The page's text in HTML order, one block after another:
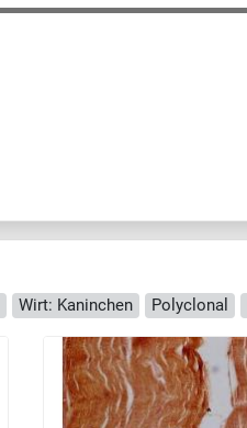
Wirt: Kaninchen Polyclonal